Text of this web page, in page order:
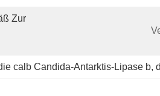
Zur
calb Candida-Antarktis-Lipase b,